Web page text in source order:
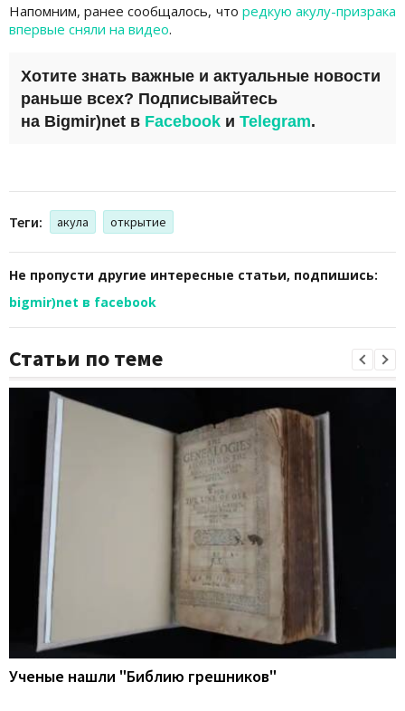
Напомним, ранее сообщалось, что редкую акулу-призрака
впервые сняли на видео.
Хотите знать важные и актуальные новости
раньше всех? Подписывайтесь
на Bigmir)net в Facebook и Telegram.
Теги: акула открытие
Не пропусти другие интересные статьи, подпишись:
bigmir)net в facebook
Статьи по теме
Ученые нашли "Библию грешников"